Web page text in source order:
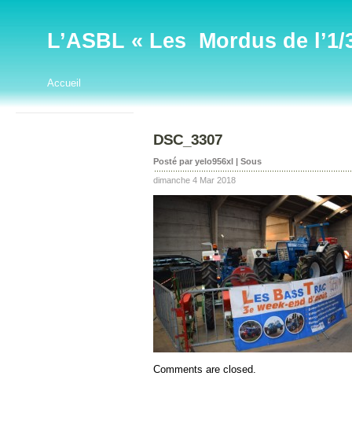
L’ASBL « Les Mordus de l’1/
Accueil
DSC_3307
Posté par yelo956xl | Sous
dimanche 4 Mar 2018
Comments are closed.